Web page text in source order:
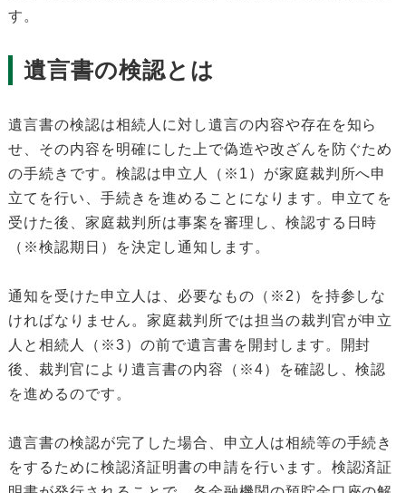
す。
遺言書の検認とは
遺言書の検認は相続人に対し遺言の内容や存在を知ら
せ、その内容を明確にした上で偽造や改ざんを防ぐため
の手続きです。検認は申立人（※1）が家庭裁判所へ申
立てを行い、手続きを進めることになります。申立てを
受けた後、家庭裁判所は事案を審理し、検認する日時
（※検認期日）を決定し通知します。
通知を受けた申立人は、必要なもの（※2）を持参しな
ければなりません。家庭裁判所では担当の裁判官が申立
人と相続人（※3）の前で遺言書を開封します。開封
後、裁判官により遺言書の内容（※4）を確認し、検認
を進めるのです。
遺言書の検認が完了した場合、申立人は相続等の手続き
をするために検認済証明書の申請を行います。検認済証